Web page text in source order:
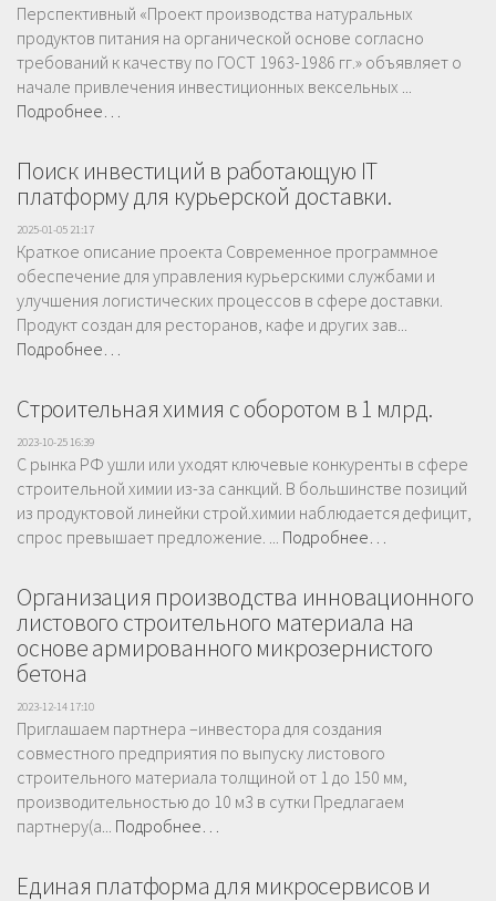
Перспективный «Проект производства натуральных
продуктов питания на органической основе согласно
требований к качеству по ГОСТ 1963-1986 гг.» объявляет о
начале привлечения инвестиционных вексельных ...
Подробнее…
Поиск инвестиций в работающую IT
платформу для курьерской доставки.
2025-01-05 21:17
Краткое описание проекта Современное программное
обеспечение для управления курьерскими службами и
улучшения логистических процессов в сфере доставки.
Продукт создан для ресторанов, кафе и других зав...
Подробнее…
Строительная химия с оборотом в 1 млрд.
2023-10-25 16:39
С рынка РФ ушли или уходят ключевые конкуренты в сфере
строительной химии из-за санкций. В большинстве позиций
из продуктовой линейки строй.химии наблюдается дефицит,
спрос превышает предложение. ... Подробнее…
Организация производства инновационного
листового строительного материала на
основе армированного микрозернистого
бетона
2023-12-14 17:10
Приглашаем партнера –инвестора для создания
совместного предприятия по выпуску листового
строительного материала толщиной от 1 до 150 мм,
производительностью до 10 м3 в сутки Предлагаем
партнеру(а... Подробнее…
Единая платформа для микросервисов и